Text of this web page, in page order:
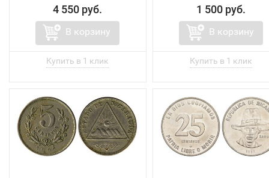
4 550 руб.
В корзину
1 500 руб.
В корзину